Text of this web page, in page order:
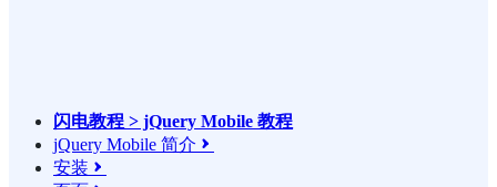
闪电教程 > jQuery Mobile 教程
jQuery Mobile 简介 
安装 